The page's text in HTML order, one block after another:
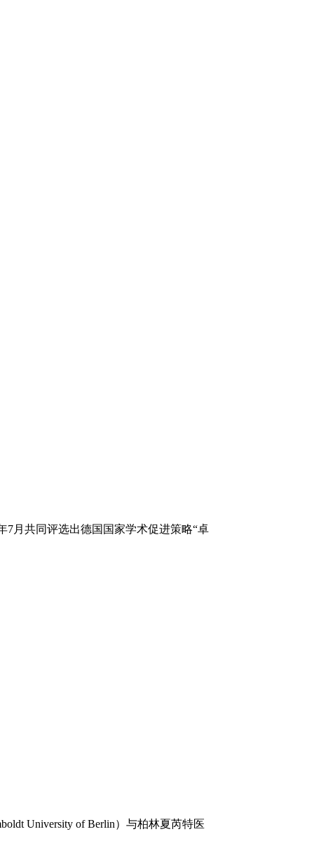
7月共同评选出德国国家学术促进策略“卓
University of Berlin）与柏林夏芮特医